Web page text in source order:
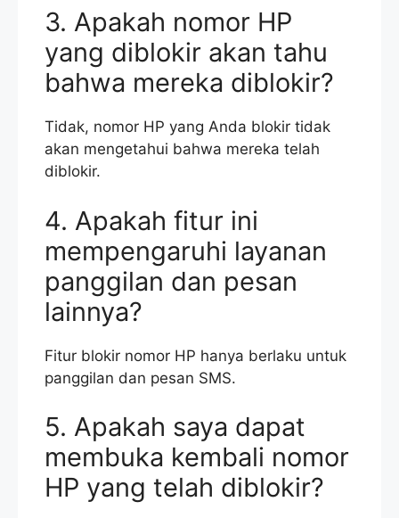
3. Apakah nomor HP
yang diblokir akan tahu
bahwa mereka diblokir?
Tidak, nomor HP yang Anda blokir tidak
akan mengetahui bahwa mereka telah
diblokir.
4. Apakah fitur ini
mempengaruhi layanan
panggilan dan pesan
lainnya?
Fitur blokir nomor HP hanya berlaku untuk
panggilan dan pesan SMS.
5. Apakah saya dapat
membuka kembali nomor
HP yang telah diblokir?